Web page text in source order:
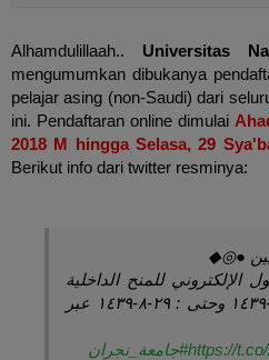
Alhamdulillaah.. Universitas
mengumumkan dibukanya
pelajar asing (non-Saudi) dari
ini. Pendaftaran online dimulai
2018 M hingga Selasa, 29
Berikut info dari twitter resminya:
●◎◆
الإلكتروني للمنح الداخلية
والخارجية إبتداء من ١-٧-١٤٣٩ وحتى : ٢٩-٨-١٤٣٩ عبر
https://#جامعة_نجران